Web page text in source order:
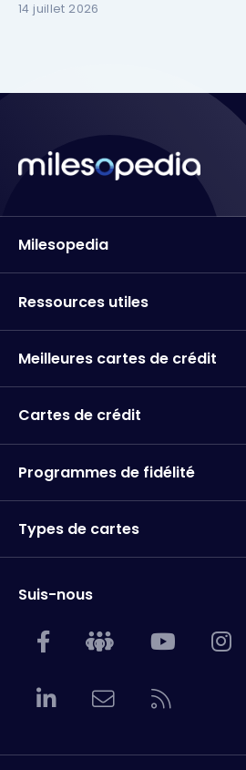
14 juillet 2026
Milesopedia
Ressources utiles
Meilleures cartes de crédit
Cartes de crédit
Programmes de fidélité
Types de cartes
Suis-nous